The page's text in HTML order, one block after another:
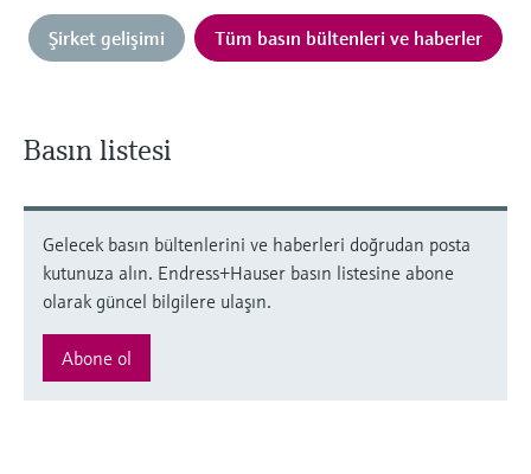
Şirket gelişimi Tüm basın bültenleri ve haberler
Basın listesi
Gelecek basın bültenlerini ve haberleri doğrudan posta
kutunuza alın. Endress+Hauser basın listesine abone
olarak güncel bilgilere ulaşın.
Abone ol